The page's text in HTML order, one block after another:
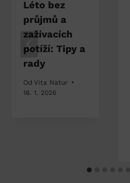
Léto bez
průjmů a
zažívacích
potíží: Tipy a
rady
Od Vita Natur
16. 1. 2026